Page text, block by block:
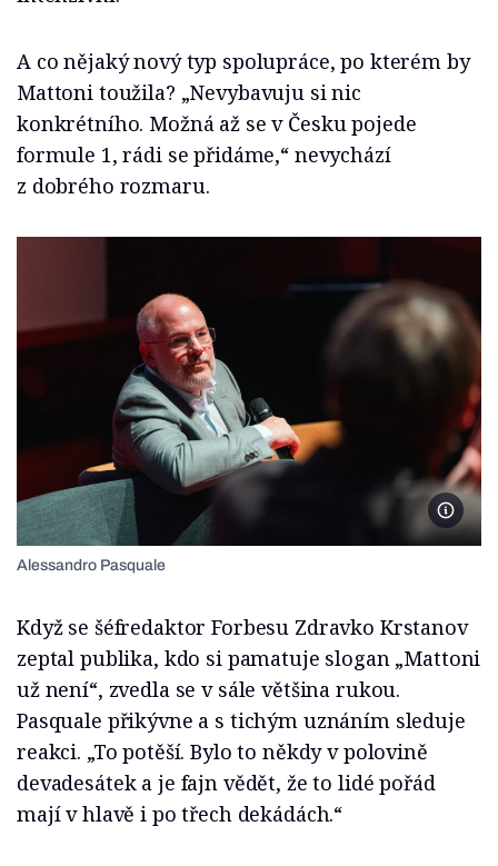
A co nějaký nový typ spolupráce, po kterém by
Mattoni toužila? „Nevybavuju si nic
konkrétního. Možná až se v Česku pojede
formule 1, rádi se přidáme,“ nevychází
z dobrého rozmaru.
Foto
Alessandro Pasquale
Když se šéfredaktor Forbesu Zdravko Krstanov
zeptal publika, kdo si pamatuje slogan „Mattoni
už není“, zvedla se v sále většina rukou.
Pasquale přikývne a s tichým uznáním sleduje
reakci. „To potěší. Bylo to někdy v polovině
devadesátek a je fajn vědět, že to lidé pořád
mají v hlavě i po třech dekádách.“